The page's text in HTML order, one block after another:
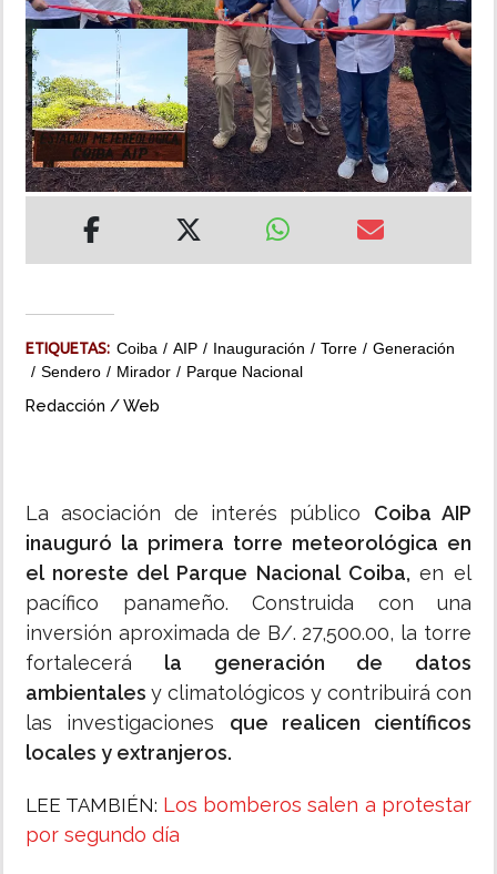
MUNDO
INSÓLITAS
MULTIMEDIA
IMPRESO
ETIQUETAS: Coiba AIP Inauguración Torre
Generación
Sendero
Mirador Parque Nacional
Redacción / Web
La asociación de interés público Coiba AIP
inauguró la primera torre meteorológica en
el noreste del Parque Nacional Coiba, en el
pacífico panameño. Construida con una
inversión aproximada de B/. 27,500.00, la torre
fortalecerá la generación de datos
ambientales y climatológicos y contribuirá con
las investigaciones que realicen científicos
locales y extranjeros.
LEE TAMBIÉN: Los bomberos salen a protestar
por segundo día